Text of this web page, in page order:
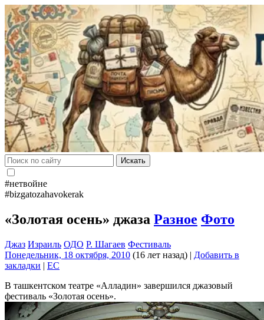
Искать
#нетвойне
#bizgatozahavokerak
«Золотая осень» джаза Разное Фото
Джаз Израиль ОДО Р. Шагаев Фестиваль
Понедельник, 18 октября, 2010 (16 лет назад) | Добавить в
закладки | EC
В ташкентском театре «Алладин» завершился джазовый
фестиваль «Золотая осень».